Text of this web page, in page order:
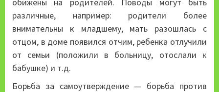
различные, например: родители более
внимательны к младшему, мать разошлась с
отцом, в доме появился отчим, ребенка отлучили
от семьи (положили в больницу, отослали к
бабушке) и т.д.
Борьба за самоутверждение — борьба против